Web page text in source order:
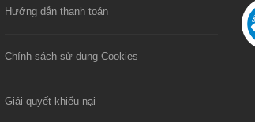
Hướng dẫn thanh toán
Chính sách sử dụng Cookies
Giải quyết khiếu nại